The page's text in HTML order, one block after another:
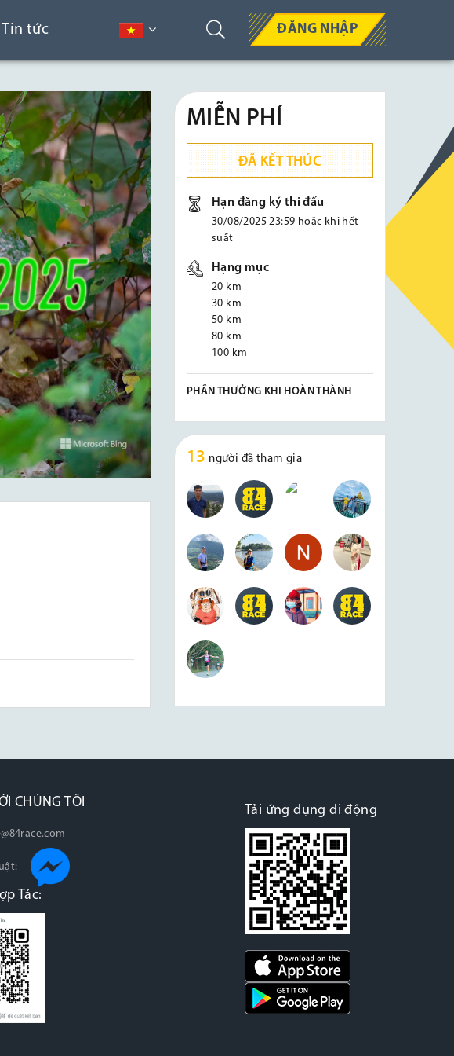
Tin tức ĐĂNG NHẬP
MIỄN PHÍ
ĐÃ KẾT THÚC
Hạn đăng ký thi đấu
30/08/2025 23:59 hoặc khi hết
suất
Hạng mục
20 km
30 km
50 km
80 km
100 km
PHẦN THƯỞNG KHI HOÀN THÀNH
13 người đã tham gia
CHÚNG TÔI
Tác:
Tải ứng dụng di động